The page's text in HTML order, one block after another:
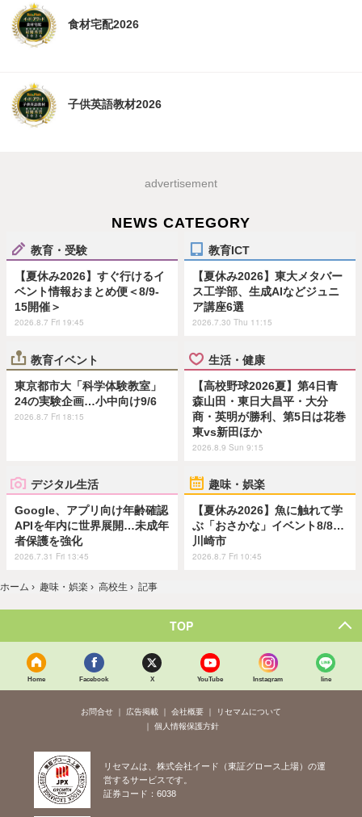
食材宅配2026
子供英語教材2026
advertisement
NEWS CATEGORY
教育・受験
【夏休み2026】すぐ行けるイ
ベント情報おまとめ便＜8/9-
15開催＞
2026.8.7 Fri 19:45
教育ICT
【夏休み2026】東大メタバー
ス工学部、生成AIなどジュニ
ア講座6選
2026.7.30 Thu 11:15
教育イベント
東京都市大「科学体験教室」
24の実験企画…小中向け9/6
2026.8.7 Fri 18:15
生活・健康
【高校野球2026夏】第4日青
森山田・東日大昌平・大分
商・英明が勝利、第5日は花巻
東vs新田ほか
2026.8.9 Sun 9:15
デジタル生活
Google、アプリ向け年齢確認
APIを年内に世界展開…未成年
者保護を強化
2026.7.31 Fri 13:45
趣味・娯楽
【夏休み2026】魚に触れて学
ぶ「おさかな」イベント8/8…
川崎市
2026.8.7 Fri 10:45
ホーム › 趣味・娯楽 › 高校生 › 記事
TOP
Home Facebook X YouTube Instagram line
お問合せ 広告掲載 会社概要
リセマムについて
個人情報保護方針
リセマムは、株式会社イード（東証グロース上場）の運
営するサービスです。
証券コード：6038